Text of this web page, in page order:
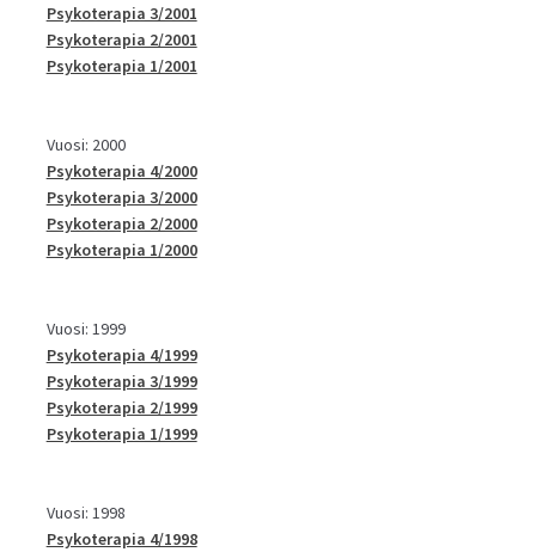
Psykoterapia 3/2001
Psykoterapia 2/2001
Psykoterapia 1/2001
Vuosi: 2000
Psykoterapia 4/2000
Psykoterapia 3/2000
Psykoterapia 2/2000
Psykoterapia 1/2000
Vuosi: 1999
Psykoterapia 4/1999
Psykoterapia 3/1999
Psykoterapia 2/1999
Psykoterapia 1/1999
Vuosi: 1998
Psykoterapia 4/1998